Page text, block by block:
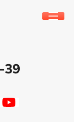
39